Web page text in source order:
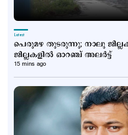
Latest
പെരുമഴ തുടരുന്നു; നാലു
ജില്ലകളില്‍ ഓറഞ്ച് അലര്‍ട്ട്
15 mins ago